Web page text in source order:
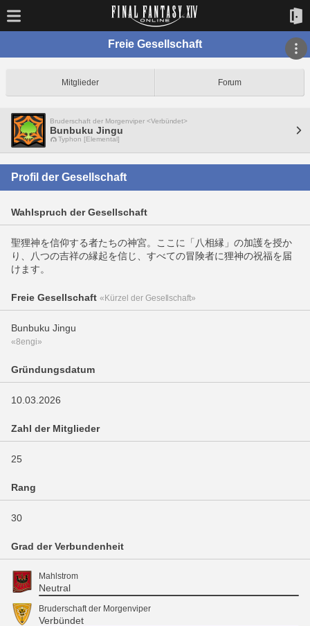
Freie Gesellschaft
Mitglieder Forum
Bruderschaft der Morgenviper <Verbündet>
Bunbuku Jingu
Typhon [Elemental]
Profil der Gesellschaft
Wahlspruch der Gesellschaft
聖狸神を信仰する者たちの神宮。ここに「八相縁」の加護を授か
り、八つの吉祥の縁起を信じ、すべての冒険者に狸神の祝福を届
けます。
Freie Gesellschaft «Kürzel der Gesellschaft»
Bunbuku Jingu
«8engi»
Gründungsdatum
10.03.2026
Zahl der Mitglieder
25
Rang
30
Grad der Verbundenheit
Mahlstrom
Neutral
Bruderschaft der Morgenviper
Verbündet